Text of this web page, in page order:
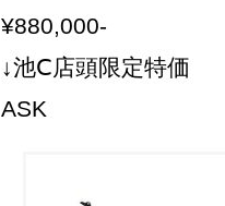
¥880,000-
↓池Ⅽ店頭限定特価
ASK